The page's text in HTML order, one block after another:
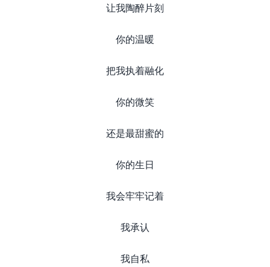
让我陶醉片刻
你的温暖
把我执着融化
你的微笑
还是最甜蜜的
你的生日
我会牢牢记着
我承认
我自私